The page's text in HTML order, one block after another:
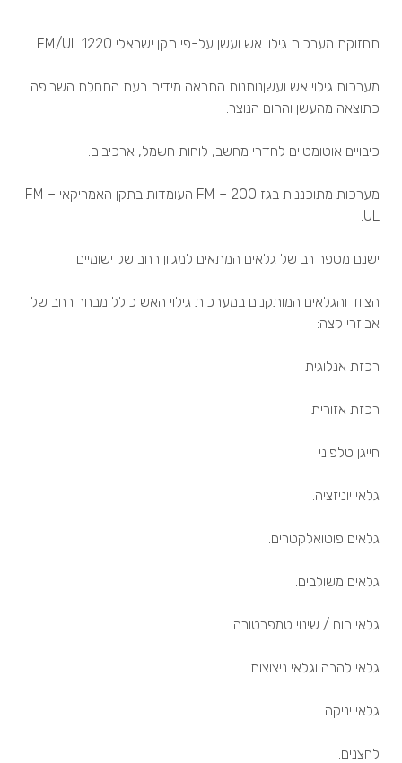
תחזוקת מערכות גילוי אש ועשן על-פי תקן ישראלי 1220 FM/UL
מערכות גילוי אש ועשןנותנות התראה מידית בעת התחלת השריפה
כתוצאה מהעשן והחום הנוצר.
כיבויים אוטומטיים לחדרי מחשב, לוחות חשמל, ארכיבים.
מערכות מתוכננות בגז 200 – FM העומדות בתקן האמריקאי FM –
UL.
ישנם מספר רב של גלאים המתאים למגוון רחב של ישומיים
הציוד והגלאים המותקנים במערכות גילוי האש כולל מבחר רחב של
אביזרי קצה:
רכזת אנלוגית
רכזת אזורית
חייגן טלפוני
גלאי יוניזציה.
גלאים פוטואלקטרים.
גלאים משולבים.
גלאי חום / שינוי טמפרטורה.
גלאי להבה וגלאי ניצוצות.
גלאי יניקה.
לחצנים.